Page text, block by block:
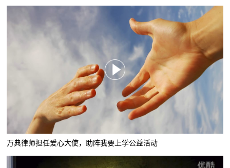
万典律师担任爱心大使，助阵我要上学公益活动